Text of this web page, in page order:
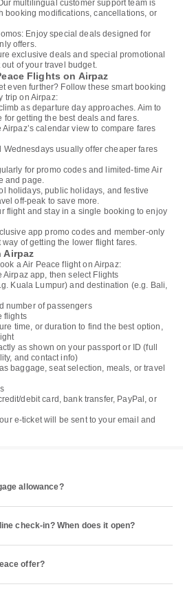
multilingual customer support team is
booking modifications, cancellations, or
Enjoy special deals designed for
offers.
exclusive deals and special promotional
of your travel budget.
Flights on Airpaz
even further? Follow these smart booking
trip on Airpaz:
as departure day approaches. Aim to
for getting the best deals and fares.
calendar view to compare fares
Wednesdays usually offer cheaper fares
for promo codes and limited-time Air
and page.
holidays, public holidays, and festive
off-peak to save more.
flight and stay in a single booking to enjoy
app promo codes and member-only
of getting the lower flight fares.
Airpaz
a Air Peace flight on Airpaz:
Airpaz app, then select Flights
Kuala Lumpur) and destination (e.g. Bali,
number of passengers
flights
time, or duration to find the best option,
as shown on your passport or ID (full
and contact info)
baggage, seat selection, meals, or travel
debit card, bank transfer, PayPal, or
e-ticket will be sent to your email and
allowance?
check-in? When does it open?
offer?